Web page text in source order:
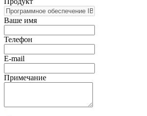
Ваше имя
Телефон
E-mail
Примечание